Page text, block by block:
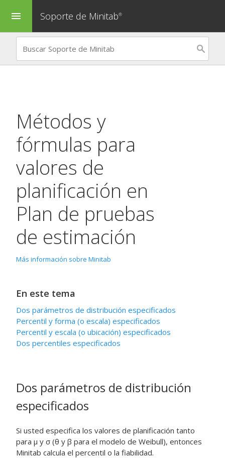
menu Soporte de Minitab®
Métodos y
fórmulas para
valores de
planificación en
Plan de pruebas
de estimación
Más información sobre Minitab
En este tema
Dos parámetros de distribución especificados
Percentil y forma (o escala) especificados
Percentil y escala (o ubicación) especificados
Dos percentiles especificados
Dos parámetros de distribución
especificados
Si usted especifica los valores de planificación tanto
para μ y σ (θ y β para el modelo de Weibull), entonces
Minitab calcula el percentil o la fiabilidad.